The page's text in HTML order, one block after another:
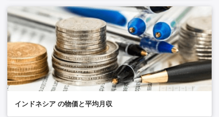
インドネシア の物価と平均月収